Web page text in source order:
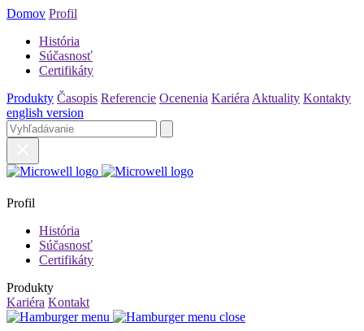
Domov Profil
História
Súčasnosť
Certifikáty
Produkty Časopis Referencie Ocenenia Kariéra Aktuality Kontakty
english version
Profil
História
Súčasnosť
Certifikáty
Produkty
Kariéra Kontakt